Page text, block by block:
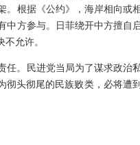
根据《公约》，海岸相向或
中方参与。日菲绕开中方擅自
允许。
。民进党当局为了谋求政治
头彻尾的民族败类，必将遭